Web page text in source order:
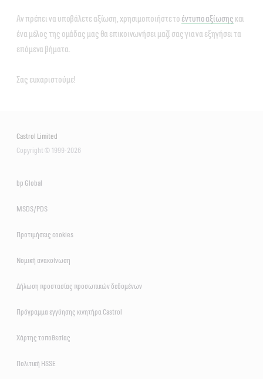
Αν πρέπει να υποβάλετε αξίωση, χρησιμοποιήστε το έντυπο αξίωσης και
ένα μέλος της ομάδας μας θα επικοινωνήσει μαζί σας για να εξηγήσει τα
επόμενα βήματα.
Σας ευχαριστούμε!
Castrol Limited
Copyright © 1999-2026
bp Global
MSDS/PDS
Προτιμήσεις cookies
Νομική ανακοίνωση
Δήλωση προστασίας προσωπικών δεδομένων
Πρόγραμμα εγγύησης κινητήρα Castrol
Χάρτης τοποθεσίας
Πολιτική HSSE